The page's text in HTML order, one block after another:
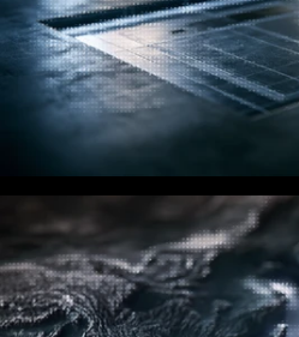
Kedaulatan
Kediaman data dalam rantau
dengan keperluan bidang kuasa.